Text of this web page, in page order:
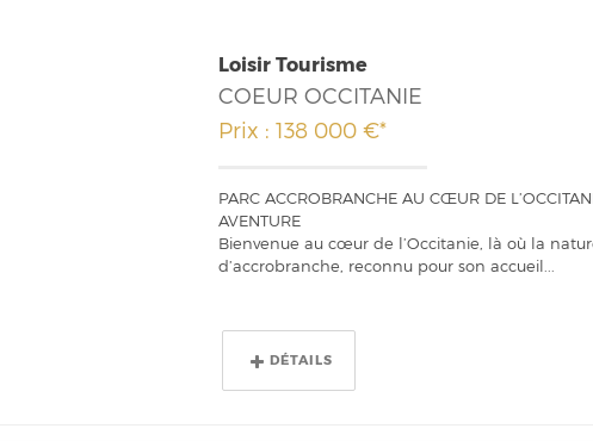
Loisir Tourisme
COEUR OCCITANIE
Prix : 138 000 €*
PARC ACCROBRANCHE AU CŒUR DE
AVENTURE
Bienvenue au cœur de l’Occitanie, là où la
d’accrobranche, reconnu pour son accueil...
DÉTAILS